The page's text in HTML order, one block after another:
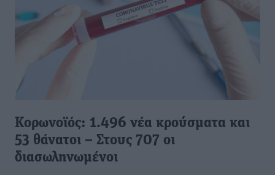
Κορωνοϊός: 1.496 νέα κρούσματα και
53 θάνατοι – Στους 707 οι
διασωληνωμένοι